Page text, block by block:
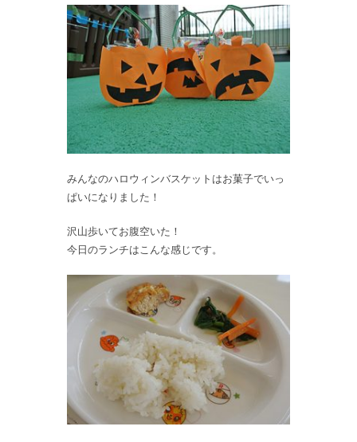
みんなのハロウィンバスケットはお菓子でいっ
ぱいになりました！
沢山歩いてお腹空いた！
今日のランチはこんな感じです。